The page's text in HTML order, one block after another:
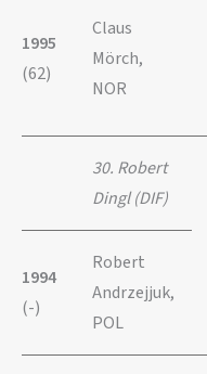
1995
(62)
Claus
Mörch,
NOR
30. Robert
Dingl (DIF)
1994
(-)
Robert
Andrzejjuk,
POL